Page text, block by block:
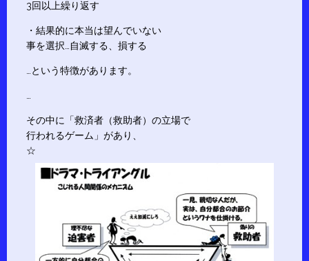
3回以上繰り返す
・結果的に本当は望んでいない
事を選択…自滅する、損する
…という特徴があります。
その中に「救済者（救助者）の立場で
行われるゲーム」があり、
☆